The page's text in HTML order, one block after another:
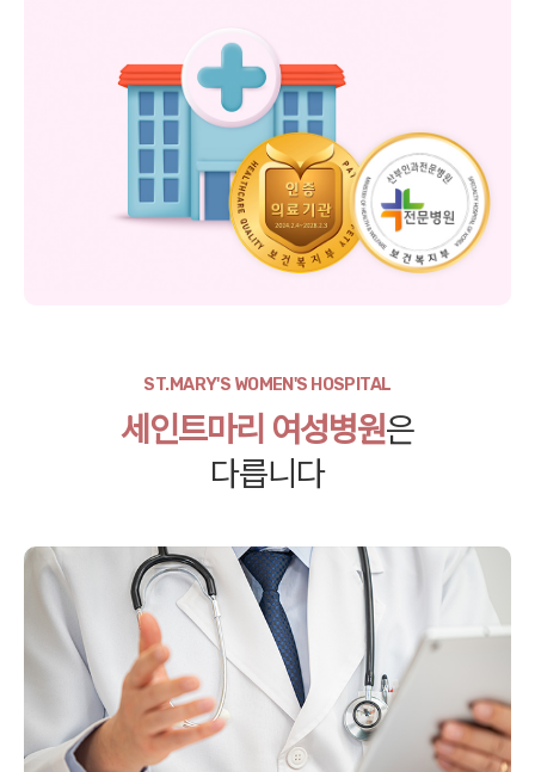
ST.MARY'S WOMEN'S HOSPITAL
세인트마리 여성병원은
다릅니다